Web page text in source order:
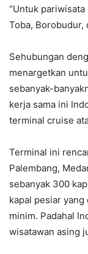
“Untuk
Toba, Borobudur,
Sehubungan
menargetkan
sebanyak-
kerja sama ini
terminal cruise
Terminal ini
Palembang,
sebanyak 300
kapal pesiar
minim. Padahal
wisatawan asing